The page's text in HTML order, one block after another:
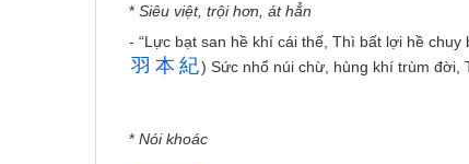
* Siêu việt, trội hơn, át hẳn
- “Lực bạt san hề khí cái thế, Thì bất lợi hề chuy
羽 本 紀) Sức nhổ núi chừ, hùng khí trùm đời,
* Nói khoác